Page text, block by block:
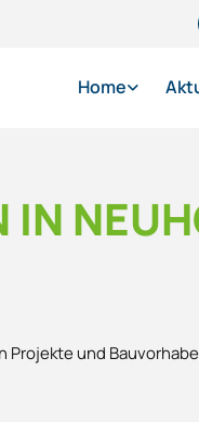
Home
und